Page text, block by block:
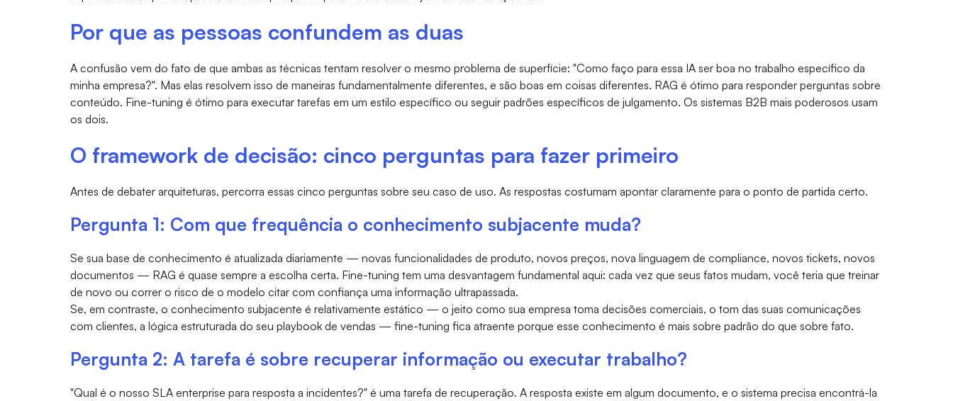
Por que as pessoas confundem as duas
A confusão vem do fato de que ambas as técnicas tentam resolver o mesmo problema de superfície: "Como faço para essa IA ser boa no trabalho específico da
minha empresa?". Mas elas resolvem isso de maneiras fundamentalmente diferentes, e são boas em coisas diferentes. RAG é ótimo para responder perguntas sobre
conteúdo. Fine-tuning é ótimo para executar tarefas em um estilo específico ou seguir padrões específicos de julgamento. Os sistemas B2B mais poderosos usam
os dois.
O framework de decisão: cinco perguntas para fazer primeiro
Antes de debater arquiteturas, percorra essas cinco perguntas sobre seu caso de uso. As respostas costumam apontar claramente para o ponto de partida certo.
Pergunta 1: Com que frequência o conhecimento subjacente muda?
Se sua base de conhecimento é atualizada diariamente — novas funcionalidades de produto, novos preços, nova linguagem de compliance, novos tickets, novos
documentos — RAG é quase sempre a escolha certa. Fine-tuning tem uma desvantagem fundamental aqui: cada vez que seus fatos mudam, você teria que treinar
de novo ou correr o risco de o modelo citar com confiança uma informação ultrapassada.
Se, em contraste, o conhecimento subjacente é relativamente estático — o jeito como sua empresa toma decisões comerciais, o tom das suas comunicações
com clientes, a lógica estruturada do seu playbook de vendas — fine-tuning fica atraente porque esse conhecimento é mais sobre padrão do que sobre fato.
Pergunta 2: A tarefa é sobre recuperar informação ou executar trabalho?
"Qual é o nosso SLA enterprise para resposta a incidentes?" é uma tarefa de recuperação. A resposta existe em algum documento, e o sistema precisa encontrá-la